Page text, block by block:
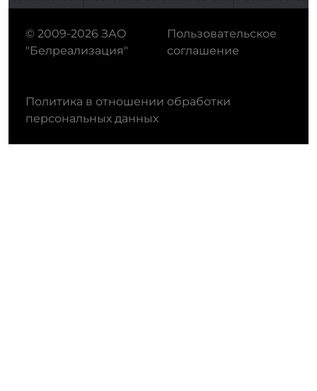
© 2009-2026 ЗАО
"Белреализация"
Пользовательское
соглашение
Политика в отношении обработки
персональных данных